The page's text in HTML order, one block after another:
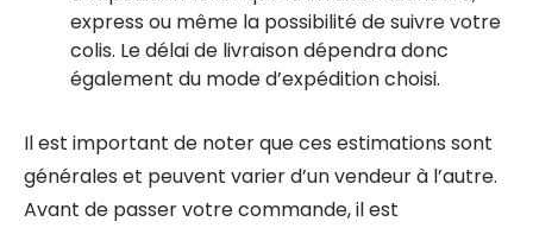
express ou même la possibilité de suivre votre
colis. Le délai de livraison dépendra donc
également du mode d’expédition choisi.
Il est important de noter que ces estimations sont
générales et peuvent varier d’un vendeur à l’autre.
Avant de passer votre commande, il est